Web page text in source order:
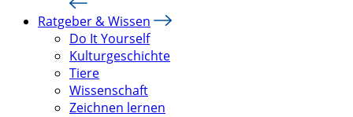
Ratgeber & Wissen
Do It Yourself
Kulturgeschichte
Tiere
Wissenschaft
Zeichnen lernen